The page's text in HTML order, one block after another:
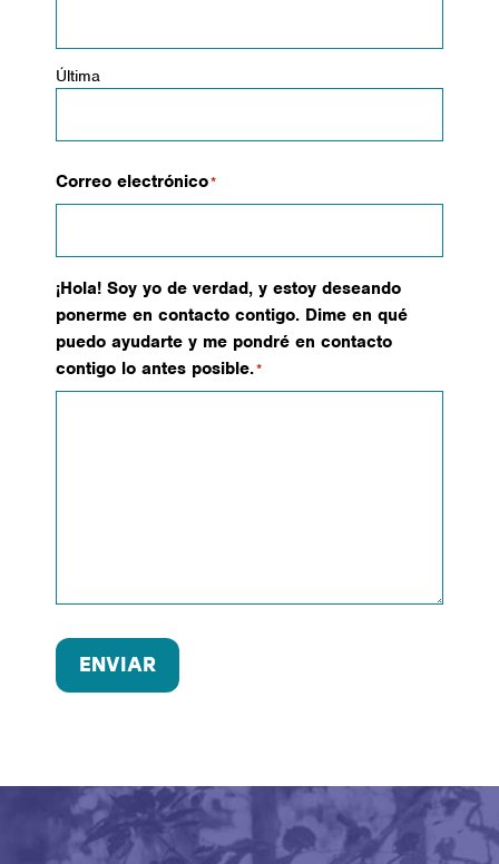
Última
Correo electrónico*
¡Hola! Soy yo de verdad, y estoy deseando
ponerme en contacto contigo. Dime en qué
puedo ayudarte y me pondré en contacto
contigo lo antes posible.*
ENVIAR